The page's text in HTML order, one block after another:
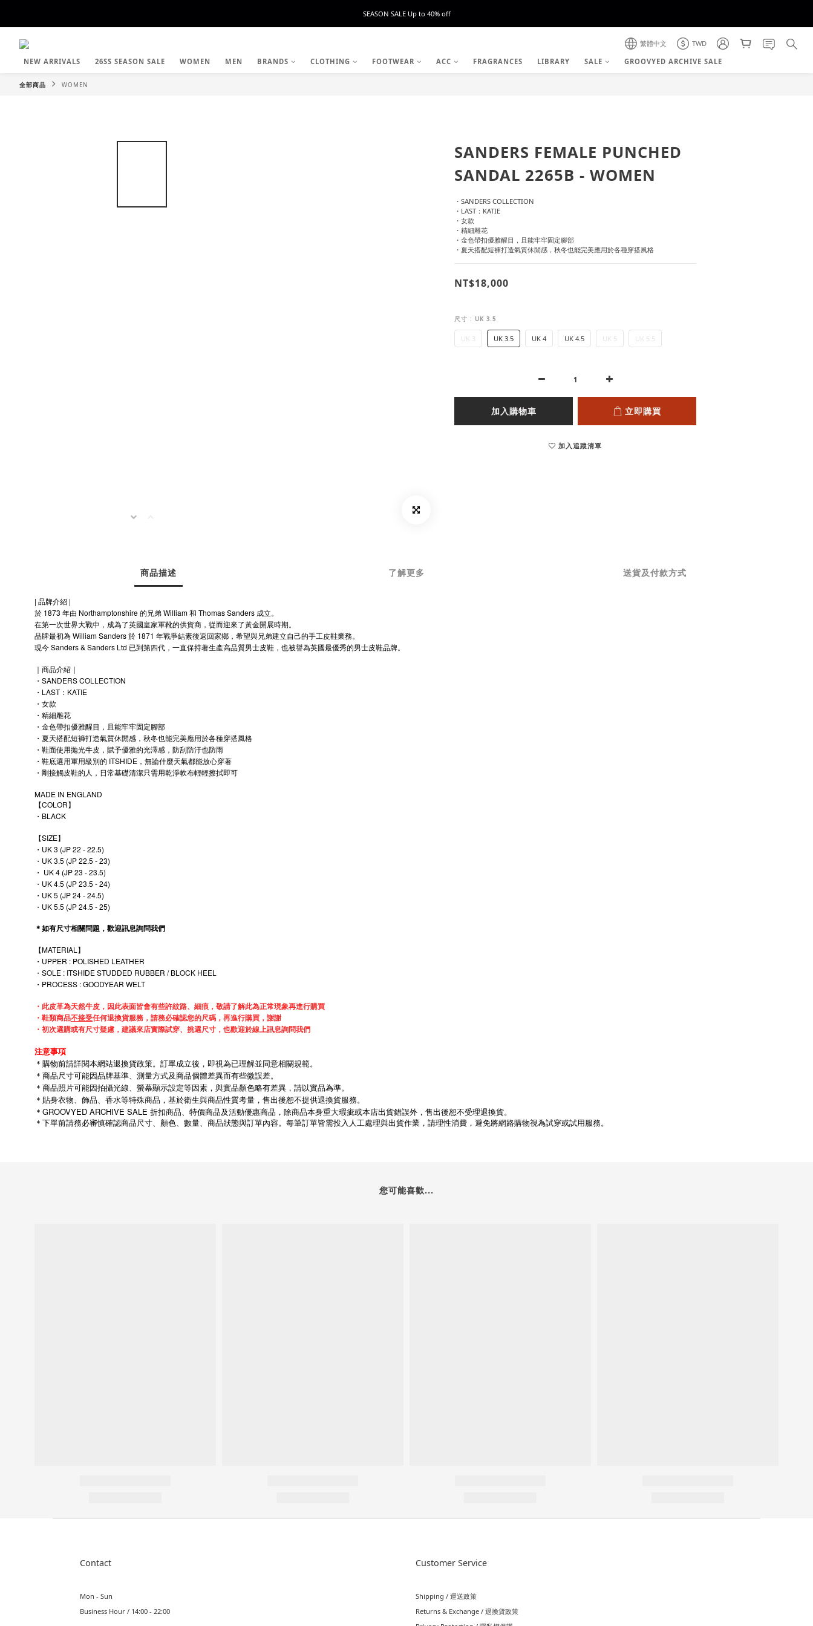
SEASON SALE Up to 40% off
繁體中文
TWD
NEW ARRIVALS
26SS SEASON SALE WOMEN MEN BRANDS CLOTHING FOOTWEAR ACC FRAGRANCES LIBRARY SALE GROOVYED ARCHIVE SALE
全部商品 WOMEN
SANDERS FEMALE PUNCHED
SANDAL 2265B - WOMEN
・SANDERS COLLECTION
・LAST：KATIE
・女款
・精細雕花
・金色帶扣優雅醒目，且能牢牢固定腳部
・夏天搭配短褲打造氣質休閒感，秋冬也能完美應用於各種穿搭風格
NT$18,000
尺寸 : UK 3.5
UK 3 UK 3.5 UK 4 UK 4.5 UK 5 UK 5.5
加入購物車 立即購買
加入追蹤清單
商品描述 了解更多 送貨及付款方式
| 品牌介紹 |
於 1873 年由 Northamptonshire 的兄弟 William 和 Thomas Sanders 成立。
在第一次世界大戰中，成為了英國皇家軍靴的供貨商，從而迎來了黃金開展時期。
品牌最初為 William Sanders 於 1871 年戰爭結素後返回家鄉，希望與兄弟建立自己的手工皮鞋業務。
現今 Sanders & Sanders Ltd 已到第四代，一直保持著生產高品質男士皮鞋，也被譽為英國最優秀的男士皮鞋品牌。
｜商品介紹｜
・SANDERS COLLECTION
・LAST：KATIE
・女款
・精細雕花
・金色帶扣優雅醒目，且能牢牢固定腳部
・夏天搭配短褲打造氣質休閒感，秋冬也能完美應用於各種穿搭風格
・鞋面使用拋光牛皮，賦予優雅的光澤感，防刮防汙也防雨
・鞋底選用軍用級別的 ITSHIDE，無論什麼天氣都能放心穿著
・剛接觸皮鞋的人，日常基礎清潔只需用乾淨軟布輕輕擦拭即可
MADE IN ENGLAND
【COLOR】
・BLACK
【SIZE】
・UK 3 (JP 22 - 22.5)
・UK 3.5 (JP 22.5 - 23)
・ UK 4 (JP 23 - 23.5)
・UK 4.5 (JP 23.5 - 24)
・UK 5 (JP 24 - 24.5)
・UK 5.5 (JP 24.5 - 25)
＊如有尺寸相關問題，歡迎訊息詢問我們
【MATERIAL】
・UPPER : POLISHED LEATHER
・ SOLE : ITSHIDE STUDDED RUBBER / BLOCK HEEL
・ PROCESS : GOODYEAR WELT
・此皮革為天然牛皮，因此表面皆會有些許紋路、細痕，敬請了解此為正常現象再進行購買
・鞋類商品不接受任何退換貨服務，請務必確認您的尺碼，再進行購買，謝謝
・初次選購或有尺寸疑慮，建議來店實際試穿、挑選尺寸，也歡迎於線上訊息詢問我們
注意事項
＊購物前請詳閱本網站退換貨政策。訂單成立後，即視為已理解並同意相關規範。
＊商品尺寸可能因品牌基準、測量方式及商品個體差異而有些微誤差。
＊商品照片可能因拍攝光線、螢幕顯示設定等因素，與實品顏色略有差異，請以實品為準。
＊貼身衣物、飾品、香水等特殊商品，基於衛生與商品性質考量，售出後恕不提供退換貨服務。
＊GROOVYED ARCHIVE SALE 折扣商品、特價商品及活動優惠商品，除商品本身重大瑕疵或本店出貨錯誤外，售出後恕不受理退換貨。
＊下單前請務必審慎確認商品尺寸、顏色、數量、商品狀態與訂單內容。每筆訂單皆需投入人工處理與出貨作業，請理性消費，避免將網路購物視為試穿或試用服務。
您可能喜歡...
Contact
Mon - Sun
Business Hour / 14:00 - 22:00
Customer Service
Shipping / 運送政策
Returns & Exchange / 退換貨政策